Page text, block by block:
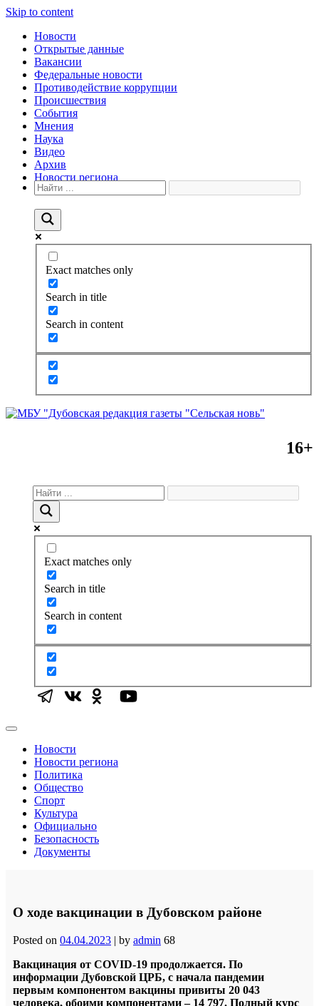
Skip to content
Новости
Открытые данные
Вакансии
Федеральные новости
Противодействие коррупции
Происшествия
События
Мнения
Наука
Видео
Архив
Новости региона
Exact matches only
Search in title
Search in content
16+
Exact matches only
Search in title
Search in content
Новости
Новости региона
Политика
Общество
Спорт
Культура
Официально
Безопасность
Документы
О ходе вакцинации в Дубовском районе
Posted on 04.04.2023 | by admin 68
Вакцинация от COVID-19 продолжается. По
информации Дубовской ЦРБ, с начала пандемии
первым компонентом вакцины привиты 20 043
человека, обоими компонентами – 14 797. Полный курс